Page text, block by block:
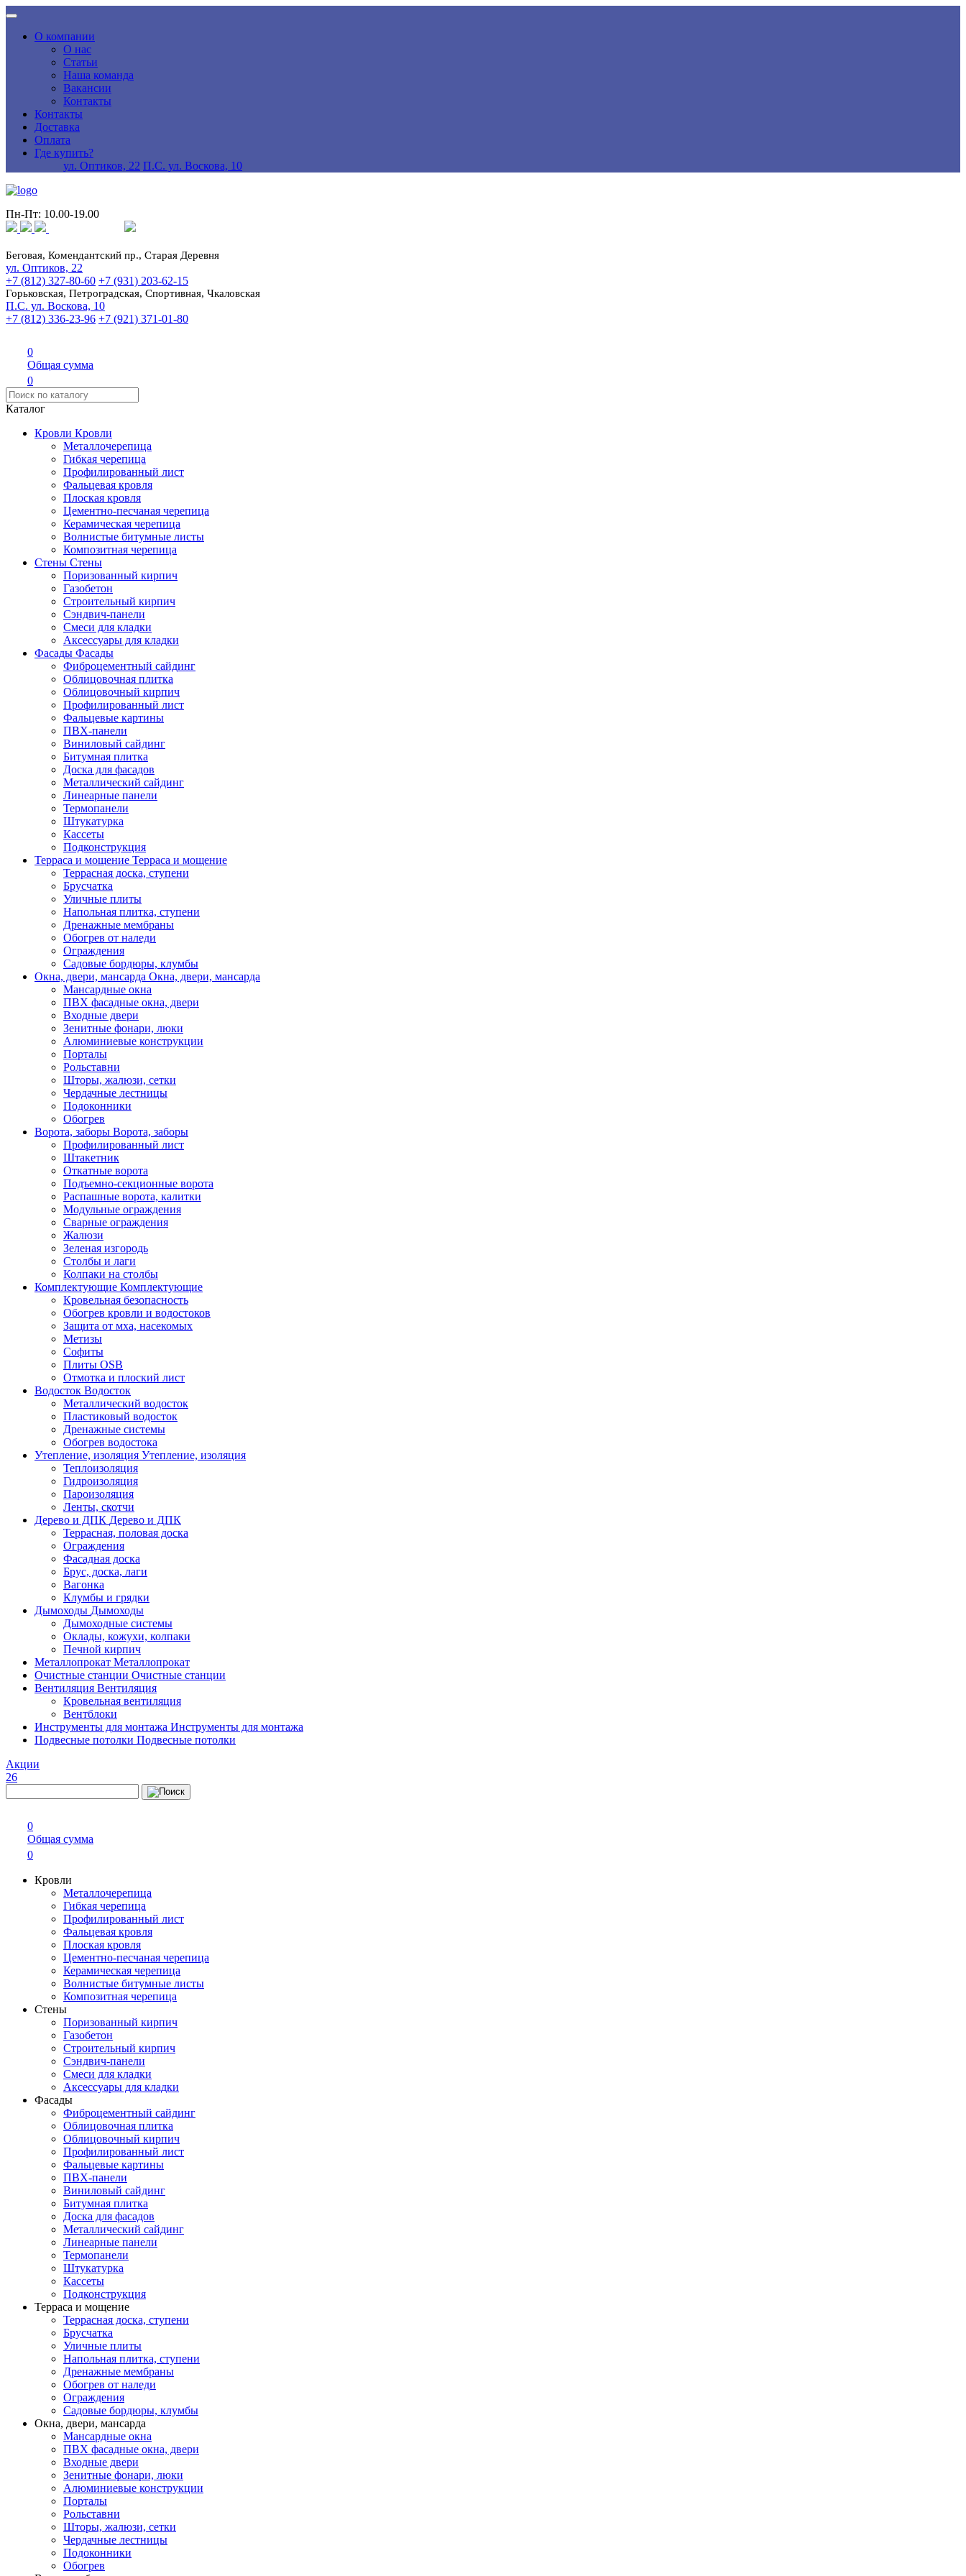
О компании
О нас
Статьи
Наша команда
Вакансии
Контакты
Контакты
Доставка
Оплата
Где купить?
ул. Оптиков, 22 П.С. ул. Воскова, 10
Пн-Пт: 10.00-19.00
Беговая, Комендантский пр., Старая Деревня
ул. Оптиков, 22
+7 (812) 327-80-60 +7 (931) 203-62-15
Горьковская, Петроградская, Спортивная, Чкаловская
П.С. ул. Воскова, 10
+7 (812) 336-23-96 +7 (921) 371-01-80
0
Общая сумма
0
Каталог
Кровли Кровли
Металлочерепица
Гибкая черепица
Профилированный лист
Фальцевая кровля
Плоская кровля
Цементно-песчаная черепица
Керамическая черепица
Волнистые битумные листы
Композитная черепица
Стены Стены
Поризованный кирпич
Газобетон
Строительный кирпич
Сэндвич-панели
Смеси для кладки
Аксессуары для кладки
Фасады Фасады
Фиброцементный сайдинг
Облицовочная плитка
Облицовочный кирпич
Профилированный лист
Фальцевые картины
ПВХ-панели
Виниловый сайдинг
Битумная плитка
Доска для фасадов
Металлический сайдинг
Линеарные панели
Термопанели
Штукатурка
Кассеты
Подконструкция
Терраса и мощение Терраса и мощение
Террасная доска, ступени
Брусчатка
Уличные плиты
Напольная плитка, ступени
Дренажные мембраны
Обогрев от наледи
Ограждения
Садовые бордюры, клумбы
Окна, двери, мансарда Окна, двери, мансарда
Мансардные окна
ПВХ фасадные окна, двери
Входные двери
Зенитные фонари, люки
Алюминиевые конструкции
Порталы
Рольставни
Шторы, жалюзи, сетки
Чердачные лестницы
Подоконники
Обогрев
Ворота, заборы Ворота, заборы
Профилированный лист
Штакетник
Откатные ворота
Подъемно-секционные ворота
Распашные ворота, калитки
Модульные ограждения
Сварные ограждения
Жалюзи
Зеленая изгородь
Столбы и лаги
Колпаки на столбы
Комплектующие Комплектующие
Кровельная безопасность
Обогрев кровли и водостоков
Защита от мха, насекомых
Метизы
Софиты
Плиты OSB
Отмотка и плоский лист
Водосток Водосток
Металлический водосток
Пластиковый водосток
Дренажные системы
Обогрев водостока
Утепление, изоляция Утепление, изоляция
Теплоизоляция
Гидроизоляция
Пароизоляция
Ленты, скотчи
Дерево и ДПК Дерево и ДПК
Террасная, половая доска
Ограждения
Фасадная доска
Брус, доска, лаги
Вагонка
Клумбы и грядки
Дымоходы Дымоходы
Дымоходные системы
Оклады, кожухи, колпаки
Печной кирпич
Металлопрокат Металлопрокат
Очистные станции Очистные станции
Вентиляция Вентиляция
Кровельная вентиляция
Вентблоки
Инструменты для монтажа Инструменты для монтажа
Подвесные потолки Подвесные потолки
Акции
26
0
Общая сумма
0
Кровли
Металлочерепица
Гибкая черепица
Профилированный лист
Фальцевая кровля
Плоская кровля
Цементно-песчаная черепица
Керамическая черепица
Волнистые битумные листы
Композитная черепица
Стены
Поризованный кирпич
Газобетон
Строительный кирпич
Сэндвич-панели
Смеси для кладки
Аксессуары для кладки
Фасады
Фиброцементный сайдинг
Облицовочная плитка
Облицовочный кирпич
Профилированный лист
Фальцевые картины
ПВХ-панели
Виниловый сайдинг
Битумная плитка
Доска для фасадов
Металлический сайдинг
Линеарные панели
Термопанели
Штукатурка
Кассеты
Подконструкция
Терраса и мощение
Террасная доска, ступени
Брусчатка
Уличные плиты
Напольная плитка, ступени
Дренажные мембраны
Обогрев от наледи
Ограждения
Садовые бордюры, клумбы
Окна, двери, мансарда
Мансардные окна
ПВХ фасадные окна, двери
Входные двери
Зенитные фонари, люки
Алюминиевые конструкции
Порталы
Рольставни
Шторы, жалюзи, сетки
Чердачные лестницы
Подоконники
Обогрев